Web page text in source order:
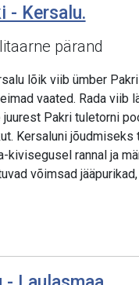
- Kersalu.
pärand
lõik viib ümber
vaated. Rada viib
Pakri tuletorni
Kersaluni
kivisegusel rannal ja
võimsad